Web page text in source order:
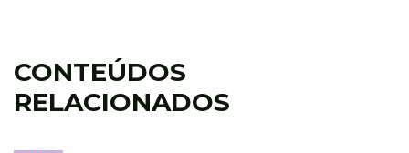
CONTEÚDOS
RELACIONADOS